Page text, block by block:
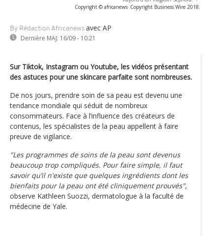
Copyright © africanews Copyright Business Wire 2018.
By Rédaction Africanews avec AP
Dernière MAJ: 16/09 - 10:21
Sur Tiktok, Instagram ou Youtube, les vidéos présentant
des astuces pour une skincare parfaite sont nombreuses.
De nos jours, prendre soin de sa peau est devenu une
tendance mondiale qui séduit de nombreux
consommateurs. Face à l’influence des créateurs de
contenus, les spécialistes de la peau appellent à faire
preuve de vigilance.
"Les programmes de soins de la peau sont devenus
beaucoup trop compliqués. Pour faire simple, il faut
savoir qu’il n'existe que quelques ingrédients dont les
bienfaits pour la peau ont été cliniquement prouvés",
observe Kathleen Suozzi, dermatologue à la faculté de
médecine de Yale.